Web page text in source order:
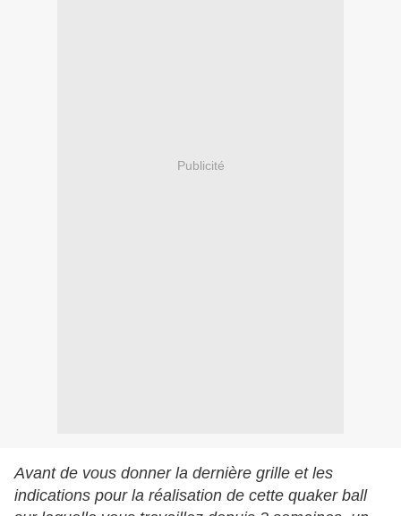
Publicité
Avant de vous donner la dernière grille et les
indications pour la réalisation de cette quaker ball